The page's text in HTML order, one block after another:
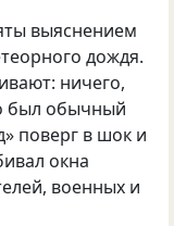
выяснением
дождя.
ничего,
был обычный
поверг в шок и
окна
военных и